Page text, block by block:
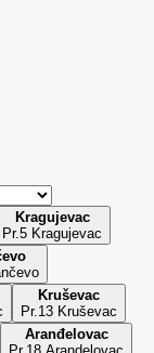
Kragujevac
Pr.5 Kragujevac
Kruševac
Pr.13 Kruševac
Aranđelovac